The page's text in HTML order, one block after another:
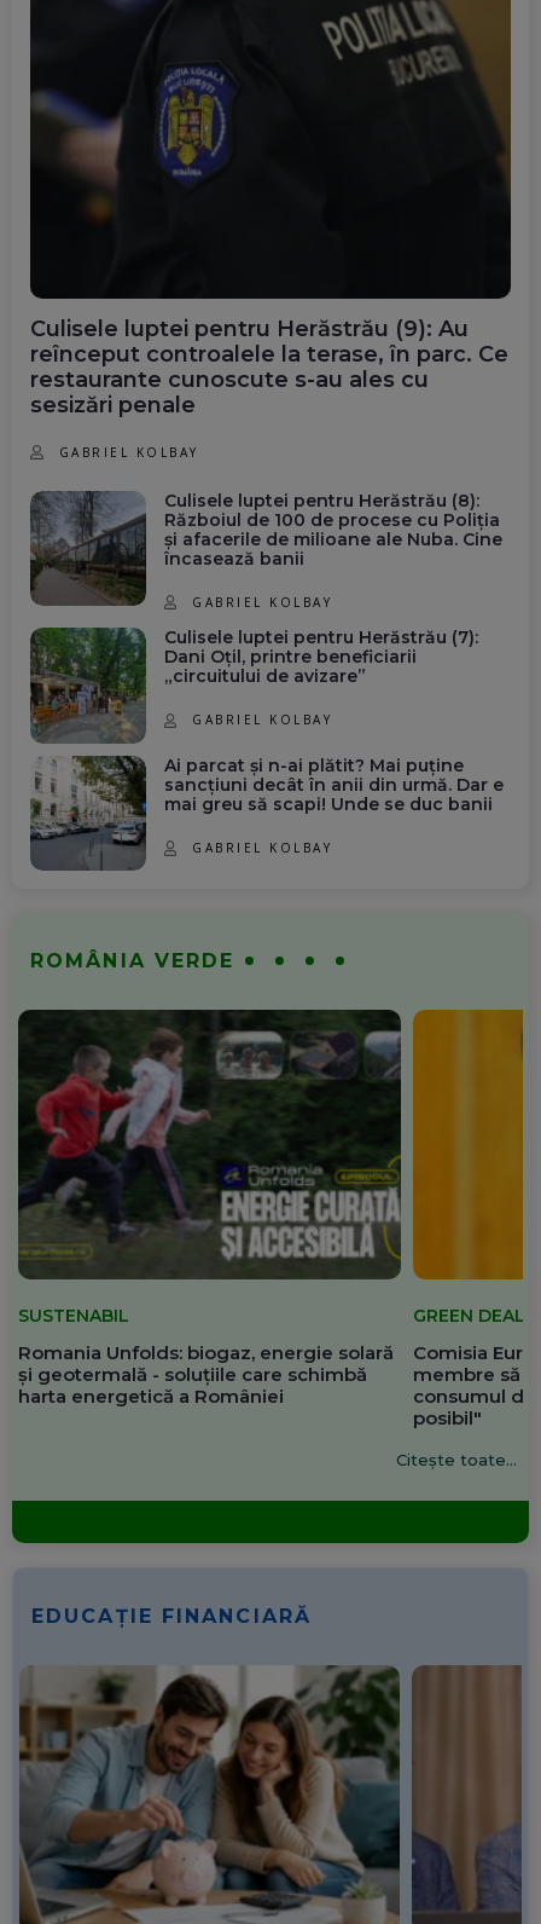
Culisele luptei pentru Herăstrău (9): Au
reînceput controalele la terase, în parc. Ce
restaurante cunoscute s-au ales cu
sesizări penale
GABRIEL KOLBAY
Culisele luptei pentru Herăstrău (8):
Războiul de 100 de procese cu Poliția
și afacerile de milioane ale Nuba. Cine
încasează banii
GABRIEL KOLBAY
Culisele luptei pentru Herăstrău (7):
Dani Oțil, printre beneficiarii
„circuitului de avizare”
GABRIEL KOLBAY
Ai parcat și n-ai plătit? Mai puține
sancțiuni decât în anii din urmă. Dar e
mai greu să scapi! Unde se duc banii
GABRIEL KOLBAY
ROMÂNIA VERDE
SUSTENABIL
Romania Unfolds: biogaz, energie solară
și geotermală - soluțiile care schimbă
harta energetică a României
GREEN DEAL
Comisia
membre să
consumul de
posibil"
Citește toate...
EDUCAȚIE FINANCIARĂ